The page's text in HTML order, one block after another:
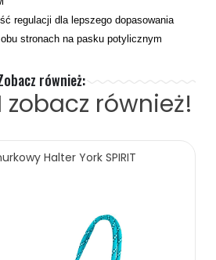
regulacji dla lepszego dopasowania
stronach na pasku potylicznym
również:
zobacz również!
Halter York SPIRIT